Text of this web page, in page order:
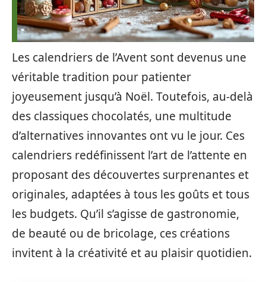
Les calendriers de l’Avent sont devenus une
véritable tradition pour patienter
joyeusement jusqu’à Noël. Toutefois, au-delà
des classiques chocolatés, une multitude
d’alternatives innovantes ont vu le jour. Ces
calendriers redéfinissent l’art de l’attente en
proposant des découvertes surprenantes et
originales, adaptées à tous les goûts et tous
les budgets. Qu’il s’agisse de gastronomie,
de beauté ou de bricolage, ces créations
invitent à la créativité et au plaisir quotidien.